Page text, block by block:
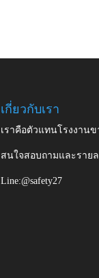
เกี่ยวกับเรา
เราคือตัวแทนโรงงาน
สนใจสอบถามและรายล
Line:@safety27